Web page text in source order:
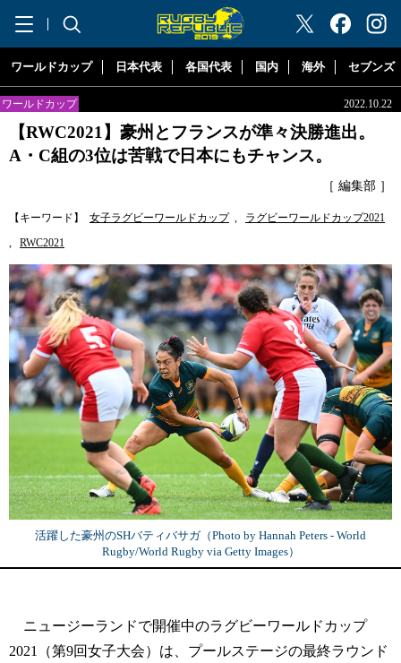
"ラグビーリパブリック"
ワールドカップ 日本代表 各国代表 国内 海外 セブンズ
ワールドカップ 2022.10.22
【RWC2021】豪州とフランスが準々決勝進出。
A・C組の3位は苦戦で日本にもチャンス。
［ 編集部 ］
【キーワード】 女子ラグビーワールドカップ ,
ラグビーワールドカップ2021
,
RWC2021
活躍した豪州のSHバティバサガ（Photo by Hannah Peters - World
Rugby/World Rugby via Getty Images）
ニュージーランドで開催中のラグビーワールドカップ
2021（第9回女子大会）は、プールステージの最終ラウンド